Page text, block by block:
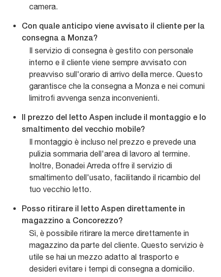
camera.
Con quale anticipo viene avvisato il cliente per la
consegna a Monza?
Il servizio di consegna è gestito con personale
interno e il cliente viene sempre avvisato con
preavviso sull'orario di arrivo della merce. Questo
garantisce che la consegna a Monza e nei comuni
limitrofi avvenga senza inconvenienti.
Il prezzo del letto Aspen include il montaggio e lo
smaltimento del vecchio mobile?
Il montaggio è incluso nel prezzo e prevede una
pulizia sommaria dell'area di lavoro al termine.
Inoltre, Bonadei Arreda offre il servizio di
smaltimento dell'usato, facilitando il ricambio del
tuo vecchio letto.
Posso ritirare il letto Aspen direttamente in
magazzino a Concorezzo?
Sì, è possibile ritirare la merce direttamente in
magazzino da parte del cliente. Questo servizio è
utile se hai un mezzo adatto al trasporto e
desideri evitare i tempi di consegna a domicilio.